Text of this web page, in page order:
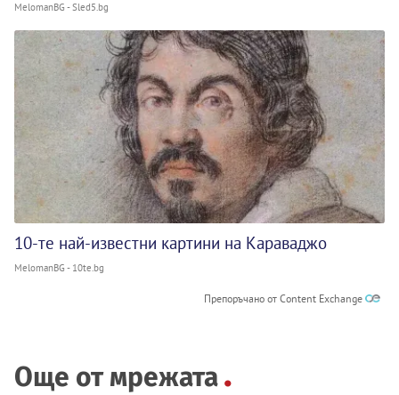
MelomanBG - Sled5.bg
10-те най-известни картини на Караваджо
MelomanBG - 10te.bg
Препоръчано от Content Exchange
Още от мрежата